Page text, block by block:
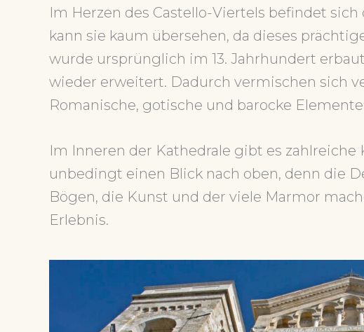
Im Herzen des Castello-Viertels befindet sich
kann sie kaum übersehen, da dieses
wurde ursprünglich im 13. Jahrhundert
wieder erweitert. Dadurch vermischen sich
Romanische, gotische und barocke
Im Inneren der Kathedrale gibt es
unbedingt einen Blick nach oben, denn die
Bögen, die Kunst und der viele Marmor
Erlebnis.